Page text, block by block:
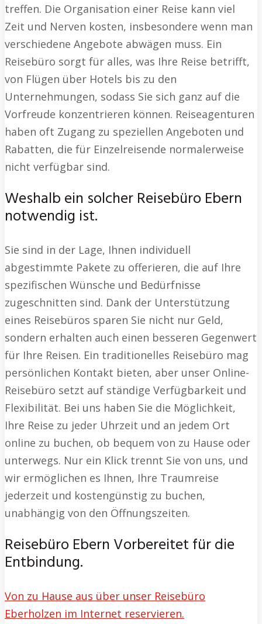
treffen. Die Organisation einer Reise kann viel
Zeit und Nerven kosten, insbesondere wenn man
verschiedene Angebote abwägen muss. Ein
Reisebüro sorgt für alles, was Ihre Reise betrifft,
von Flügen über Hotels bis zu den
Unternehmungen, sodass Sie sich ganz auf die
Vorfreude konzentrieren können. Reiseagenturen
haben oft Zugang zu speziellen Angeboten und
Rabatten, die für Einzelreisende normalerweise
nicht verfügbar sind.
Weshalb ein solcher Reisebüro Ebern
notwendig ist.
Sie sind in der Lage, Ihnen individuell
abgestimmte Pakete zu offerieren, die auf Ihre
spezifischen Wünsche und Bedürfnisse
zugeschnitten sind. Dank der Unterstützung
eines Reisebüros sparen Sie nicht nur Geld,
sondern erhalten auch einen besseren Gegenwert
für Ihre Reisen. Ein traditionelles Reisebüro mag
persönlichen Kontakt bieten, aber unser Online-
Reisebüro setzt auf ständige Verfügbarkeit und
Flexibilität. Bei uns haben Sie die Möglichkeit,
Ihre Reise zu jeder Uhrzeit und an jedem Ort
online zu buchen, ob bequem von zu Hause oder
unterwegs. Nur ein Klick trennt Sie von uns, und
wir ermöglichen es Ihnen, Ihre Traumreise
jederzeit und kostengünstig zu buchen,
unabhängig von den Öffnungszeiten.
Reisebüro Ebern Vorbereitet für die
Entbindung.
Von zu Hause aus über unser Reisebüro
Eberholzen im Internet reservieren.